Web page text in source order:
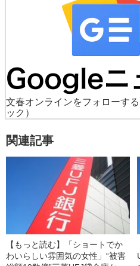
文春オンラインをフォローする
ック）
関連記事
【もっと読む】「ショートでか
わいらしい雰囲気の女性」“被害